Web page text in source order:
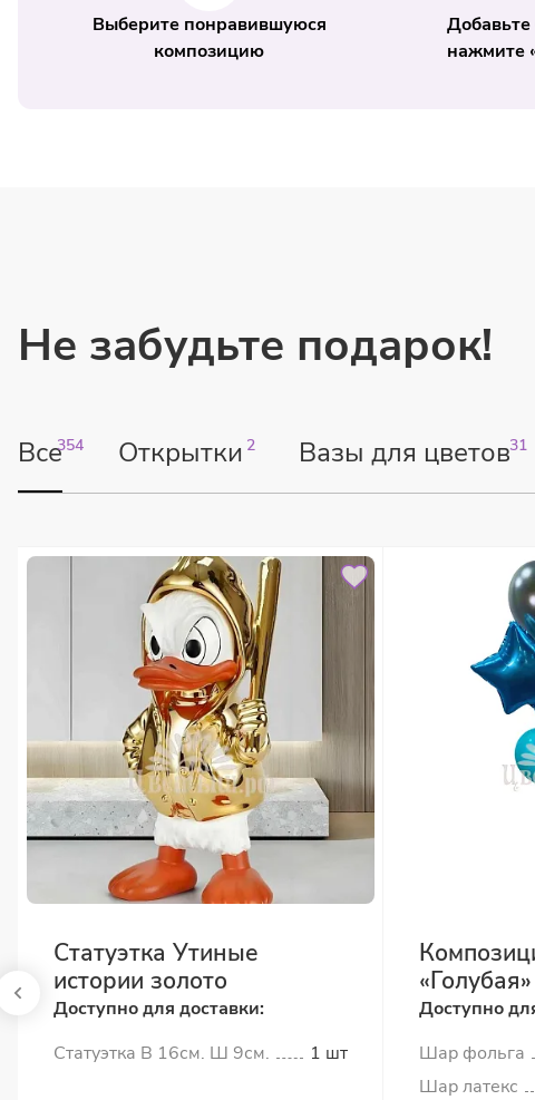
Выберите понравившуюся
композицию
Добавьте
нажмите
Не забудьте подарок!
Все354 Открытки 2 Вазы для цветов31
Статуэтка Утиные
истории золото
Доступно для доставки:
Статуэтка В 16см. Ш 9см.
1 шт
«Голубая»
Доступно
Шар фольга
Шар латекс